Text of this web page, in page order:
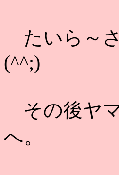
たいら～
(^^;)
その後ヤ
へ。